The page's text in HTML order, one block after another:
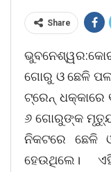
Share
ଗୋରୁ ଓ ଛେଳି ପଲ
ଟ୍ରେନ୍
୬ ଗୋରୁଙ୍କ ମୃତ୍ୟୁ
ନିକଟରେ ଛେଳି
ହେଉଥିଲେ।